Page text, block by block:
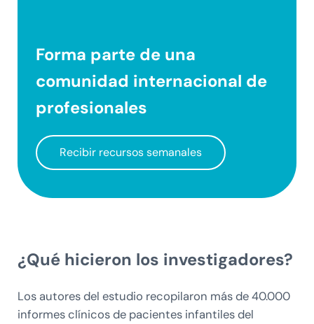
Forma parte de una
comunidad internacional de
profesionales
Recibir recursos semanales
¿Qué hicieron los investigadores?
Los autores del estudio recopilaron más de 40.000
informes clínicos de pacientes infantilesdel